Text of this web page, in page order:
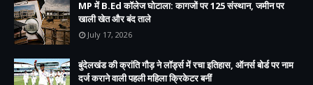
MP में B.Ed कॉलेज घोटाला: कागजों पर 125 संस्थान, जमीन पर
खाली खेत और बंद ताले
July 17, 2026
बुंदेलखंड की क्रांति गौड़ ने लॉर्ड्स में रचा इतिहास, ऑनर्स बोर्ड पर नाम
दर्ज कराने वाली पहली महिला क्रिकेटर बनीं